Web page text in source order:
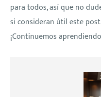
para todos, así que no
si consideran útil este
¡Continuemos